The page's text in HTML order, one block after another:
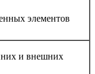
элементов
и внешних